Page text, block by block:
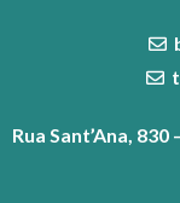
Rua Sant’Ana,